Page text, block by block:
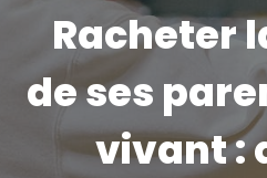
Racheter
de ses
vivant :